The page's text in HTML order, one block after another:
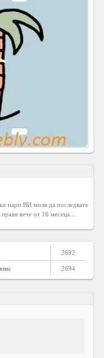
пари ВИ моля да последвате
вече от 16 месеца...
2692
2694